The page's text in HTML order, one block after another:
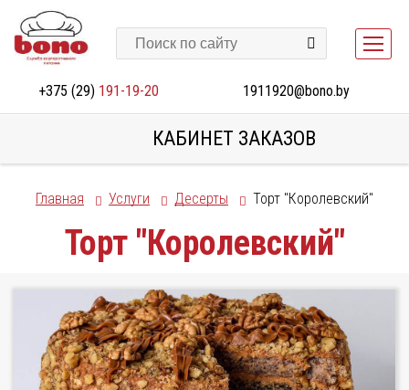
+375 (29) 191-19-20 1911920@bono.by
КАБИНЕТ ЗАКАЗОВ
Главная Услуги Десерты Торт "Королевский"
Торт "Королевский"